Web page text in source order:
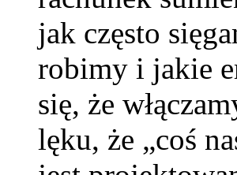
jak często
robimy i jakie
się, że
lęku, że „coś